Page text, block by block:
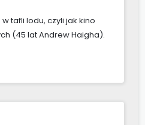
tafli lodu, czyli jak kino
(45 lat Andrew Haigha).